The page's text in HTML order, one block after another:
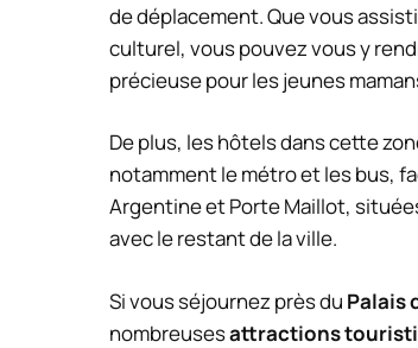
de déplacement. Que vous
culturel, vous pouvez vous y
précieuse pour les jeunes
De plus, les hôtels dans cette
notamment le métro et les bus,
Argentine et Porte Maillot,
avec le restant de la ville.
Si vous séjournez près du Palais
nombreusesattractions